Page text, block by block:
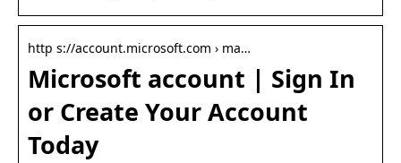
http s://account.microsoft.com › ma…
Microsoft account | Sign In
or Create Your Account
Today